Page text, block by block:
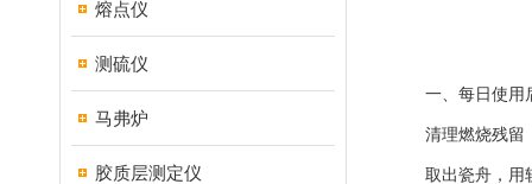
熔点仪
测硫仪
马弗炉
胶质层测定仪
一、每日使用
清理燃烧残留
取出瓷舟，用软